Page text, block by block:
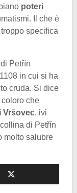
poteri
Il che è
specifica
Petřín
in cui si ha
cruda. Si dice
coloro che
Vršovec, ivi
di Petřín
molto salubre